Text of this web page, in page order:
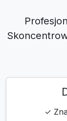
✓